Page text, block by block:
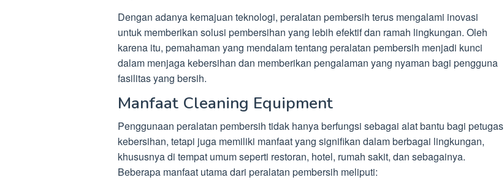
Dengan adanya kemajuan teknologi, peralatan pembersih terus mengalami inovasi
untuk memberikan solusi pembersihan yang lebih efektif dan ramah lingkungan. Oleh
karena itu, pemahaman yang mendalam tentang peralatan pembersih menjadi kunci
dalam menjaga kebersihan dan memberikan pengalaman yang nyaman bagi pengguna
fasilitas yang bersih.
Manfaat Cleaning Equipment
Penggunaan peralatan pembersih tidak hanya berfungsi sebagai alat bantu bagi petugas
kebersihan, tetapi juga memiliki manfaat yang signifikan dalam berbagai lingkungan,
khususnya di tempat umum seperti restoran, hotel, rumah sakit, dan sebagainya.
Beberapa manfaat utama dari peralatan pembersih meliputi: